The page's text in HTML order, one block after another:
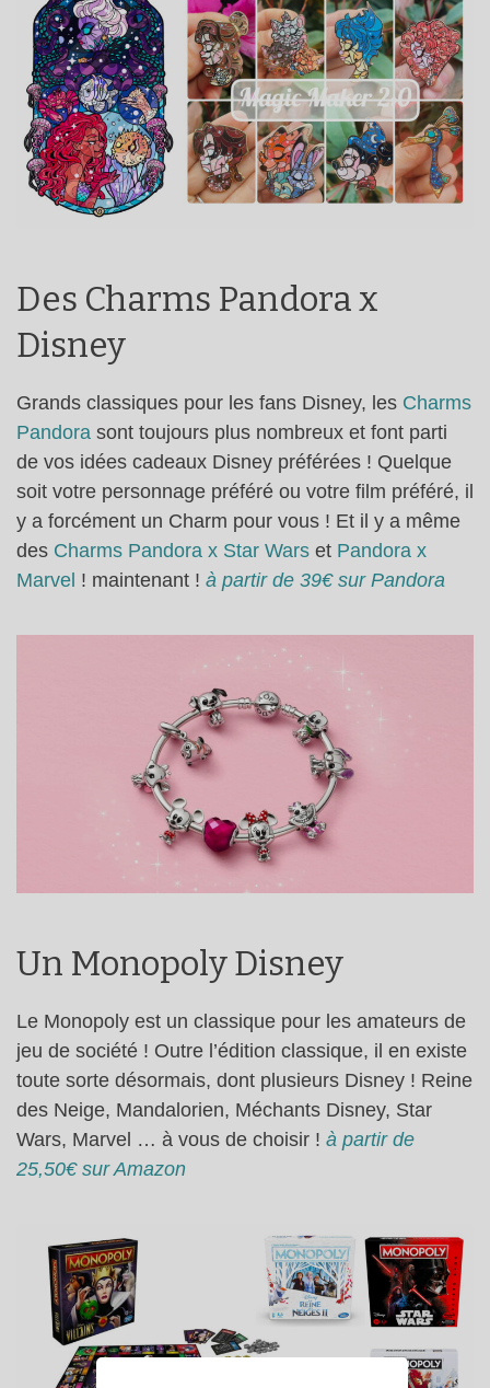
Des Charms Pandora x
Disney
Grands classiques pour les fans Disney, les Charms
Pandora sont toujours plus nombreux et font parti
de vos idées cadeaux Disney préférées ! Quelque
soit votre personnage préféré ou votre film préféré, il
y a forcément un Charm pour vous ! Et il y a même
des Charms Pandora x Star Wars et Pandora x
Marvel ! maintenant ! à partir de 39€ sur Pandora
Un Monopoly Disney
Le Monopoly est un classique pour les amateurs de
jeu de société ! Outre l’édition classique, il en existe
toute sorte désormais, dont plusieurs Disney ! Reine
des Neige, Mandalorien, Méchants Disney, Star
Wars, Marvel … à vous de choisir ! à partir de
25,50€ sur Amazon